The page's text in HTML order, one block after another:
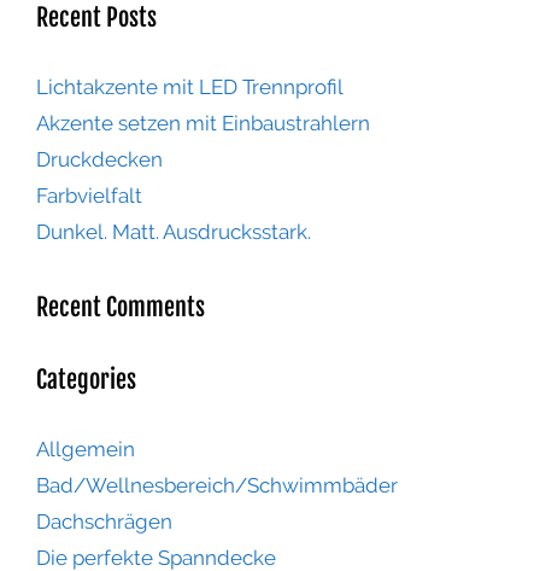
Recent Posts
Lichtakzente mit LED Trennprofil
Akzente setzen mit Einbaustrahlern
Druckdecken
Farbvielfalt
Dunkel. Matt. Ausdrucksstark.
Recent Comments
Categories
Allgemein
Bad/Wellnesbereich/Schwimmbäder
Dachschrägen
Die perfekte Spanndecke